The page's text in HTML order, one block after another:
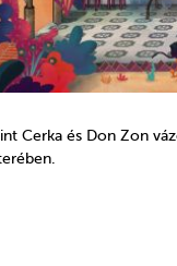
Cerka és Don Zon